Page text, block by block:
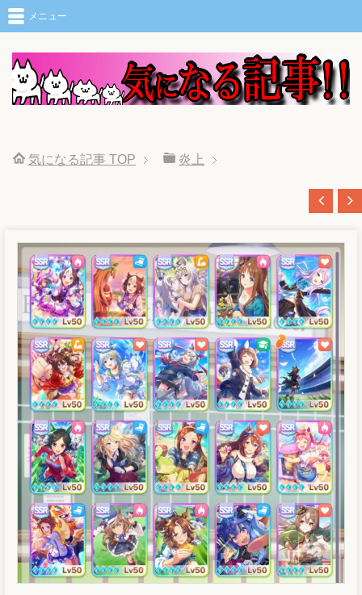
メニュー
気になる記事 TOP 炎上